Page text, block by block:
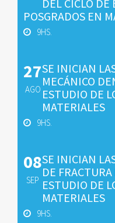
DEL CICLO DE
POSGRADOS EN
9HS.
27
AGO
SE INICIAN
MECÁNICO
ESTUDIO DE
MATERIALES
9HS.
08
SEP
SE INICIAN
DE
ESTUDIO DE
MATERIALES
9HS.